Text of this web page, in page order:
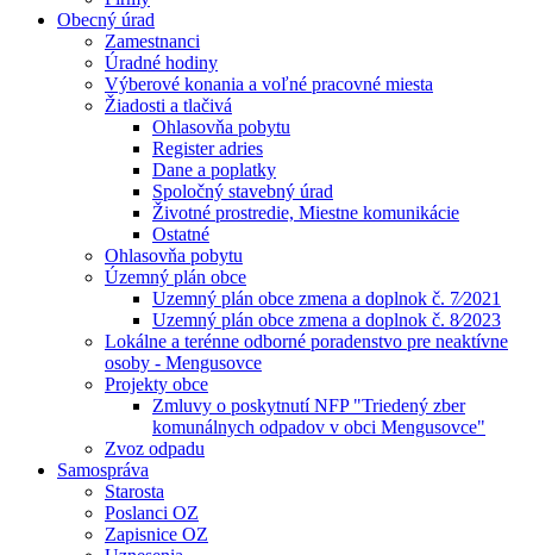
Obecný úrad
Zamestnanci
Úradné hodiny
Výberové konania a voľné pracovné miesta
Žiadosti a tlačivá
Ohlasovňa pobytu
Register adries
Dane a poplatky
Spoločný stavebný úrad
Životné prostredie, Miestne komunikácie
Ostatné
Ohlasovňa pobytu
Územný plán obce
Uzemný plán obce zmena a doplnok č. 7⁄2021
Uzemný plán obce zmena a doplnok č. 8⁄2023
Lokálne a terénne odborné poradenstvo pre neaktívne
osoby - Mengusovce
Projekty obce
Zmluvy o poskytnutí NFP "Triedený zber
komunálnych odpadov v obci Mengusovce"
Zvoz odpadu
Samospráva
Starosta
Poslanci OZ
Zapisnice OZ